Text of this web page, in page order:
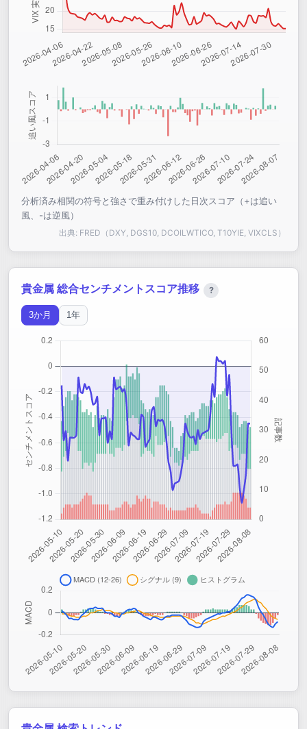
分析済み相関の符号と強さで重み付けした日次スコア（+は追い
風、-は逆風）
出典: FRED（DXY, DGS10, DCOILWTICO, T10YIE, VIXCLS）
貴金属 総合センチメントスコア推移 ?
3か月 1年